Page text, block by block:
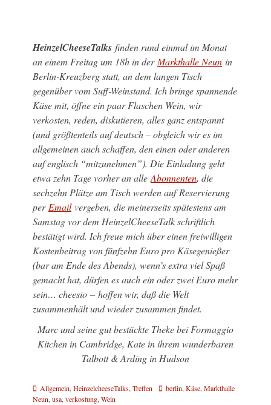
HeinzelCheeseTalks finden rund einmal im Monat
an einem Freitag um 18h in der Markthalle Neun in
Berlin-Kreuzberg statt, an dem langen Tisch
gegenüber vom Suff-Weinstand. Ich bringe spannende
Käse mit, öffne ein paar Flaschen Wein, wir
verkosten, reden, diskutieren, alles ganz entspannt
(und größtenteils auf deutsch – obgleich wir es im
allgemeinen auch schaffen, den einen oder anderen
auf englisch “mitzunehmen”). Die Einladung geht
etwa zehn Tage vorher an alle Abonnenten, die
sechzehn Plätze am Tisch werden auf Reservierung
per Emailvergeben, die meinerseits spätestens am
Samstag vor dem HeinzelCheeseTalk schriftlich
bestätigt wird. Ich freue mich über einen freiwilligen
Kostenbeitrag von fünfzehn Euro pro Käsegenießer
(bar am Ende des Abends), wenn’s extra viel Spaß
gemacht hat, dürfen es auch ein oder zwei Euro mehr
sein… cheesio – hoffen wir, daß die Welt
zusammenhält und wieder zusammen findet.
Marc und seine gut bestückte Theke bei Formaggio
Kitchen in Cambridge, Kate in ihrem wunderbaren
Talbott & Arding in Hudson
Kategorien
Allgemein HeinzelcheeseTalks Treffen Schlagworte
berlin Käse Markthalle
Neun usa verkostung Wein